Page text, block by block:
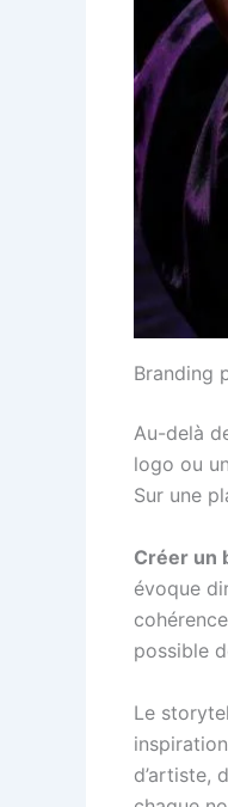
Branding
Au-delà
logo ou
Sur une
Créer un
évoque
possible
Le
d’artiste,